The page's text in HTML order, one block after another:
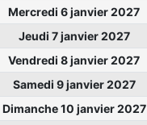
Mercredi 6 janvier 2027
Jeudi 7 janvier 2027
Vendredi 8 janvier 2027
Samedi 9 janvier 2027
Dimanche 10 janvier 2027